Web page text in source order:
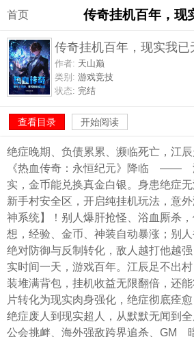
首页 传奇挂机百年，现
传奇挂机百年，现实我已
作者: 天山巅
类别: 游戏竞技
状态: 完结
查看目录 开始阅读
绝症晚期、负债累累、濒临死亡，江
《热血传奇：永恒纪元》降临 ——
实，金币能兑换真金白银。身患绝症
新手村安全区，开启纯挂机玩法，意
神系统】！别人爆肝抢怪、浴血厮杀
想，经验、金币、神装自动暴涨；别
绝对防御与反制转化，敌人越打他越
实时间一天，游戏百年。江辰足不出
装堆满背包，挂机收益无限翻倍，
片转化为现实肉身强化，绝症彻底痊
绝症废人到现实超人，从默默无闻到全
公会挑衅、海外强敌跨界追杀、GM